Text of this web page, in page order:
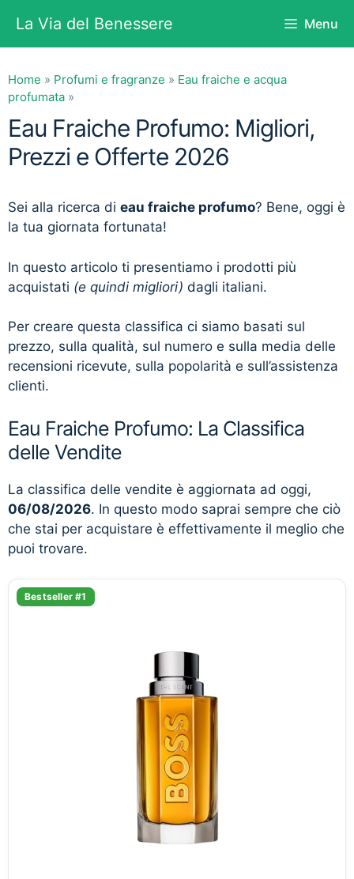
contenuto
La Via del Benessere Menu
Home » Profumi e fragranze » Eau fraiche e acqua
profumata »
Eau Fraiche Profumo: Migliori,
Prezzi e Offerte 2026
Sei alla ricerca di eau fraiche profumo? Bene, oggi è
la tua giornata fortunata!
In questo articolo ti presentiamo i prodotti più
acquistati (e quindi migliori) dagli italiani.
Per creare questa classifica ci siamo basati sul
prezzo, sulla qualità, sul numero e sulla media delle
recensioni ricevute, sulla popolarità e sull’assistenza
clienti.
Eau Fraiche Profumo: La Classifica
delle Vendite
La classifica delle vendite è aggiornata ad oggi,
06/08/2026. In questo modo saprai sempre che ciò
che stai per acquistare è effettivamente il meglio che
puoi trovare.
Bestseller #1